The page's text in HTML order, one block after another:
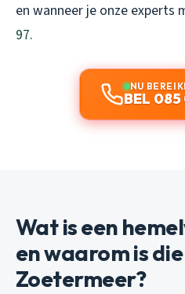
en wanneer je onze experts
97.
NU
BEL
Wat is een
en waarom is
Zoetermeer?